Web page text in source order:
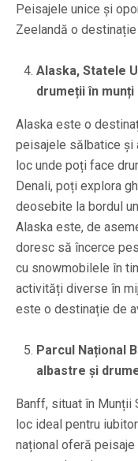
Peisajele unice și
Zeelandă o
Alaska, Statele
drumeții în munți
Alaska este o
peisajele sălbatice și
loc unde poți face
Denali, poți explora
deosebite la bordul
Alaska este, de
doresc să încerce
cu snowmobilele în
activități diverse în
este o destinație de
Parcul Național
albastre și
Banff, situat în Munții
loc ideal pentru
național oferă